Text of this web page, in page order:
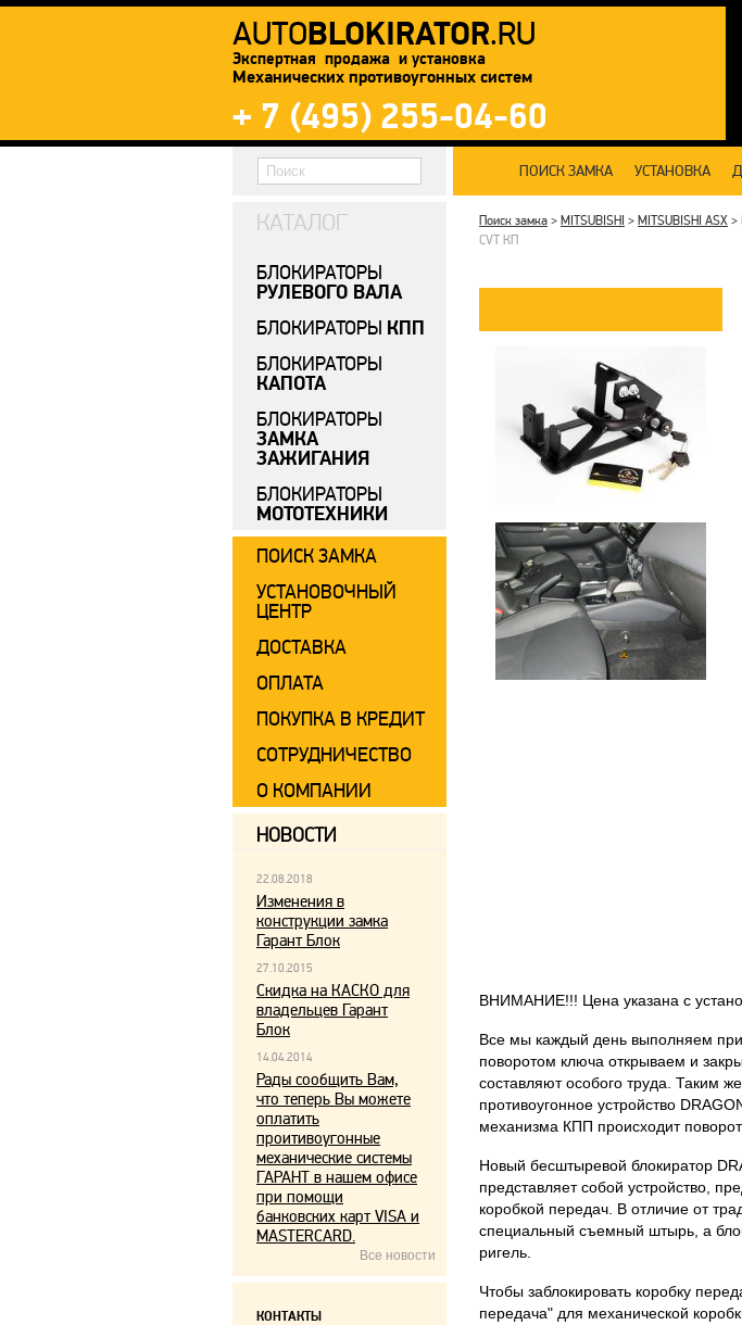
AUTOBLOKIRATOR.RU
Экспертная продажа и установка
Механических противоугонных систем
+ 7 (495) 255-04-60
ПОИСК ЗАМКА УСТАНОВКА
Поиск замка > MITSUBISHI > MITSUBISHI ASX >
CVT КП
ВНИМАНИЕ!!! Цена указана с
Все мы каждый день выполняем
поворотом ключа открываем и
составляют особого труда. Таким
противоугонное устройство
механизма КПП происходит
Новый бесштыревой блокиратор
представляет собой устройство,
коробкой передач. В отличие от
специальный съемный штырь, а
ригель.
Чтобы заблокировать коробку
передача" для механической
КАТАЛОГ
БЛОКИРАТОРЫ
РУЛЕВОГО ВАЛА
БЛОКИРАТОРЫ КПП
БЛОКИРАТОРЫ
КАПОТА
БЛОКИРАТОРЫ
ЗАМКА
ЗАЖИГАНИЯ
БЛОКИРАТОРЫ
МОТОТЕХНИКИ
ПОИСК ЗАМКА
УСТАНОВОЧНЫЙ
ЦЕНТР
ДОСТАВКА
ОПЛАТА
ПОКУПКА В КРЕДИТ
СОТРУДНИЧЕСТВО
О КОМПАНИИ
НОВОСТИ
22.08.2018
Изменения в
конструкции замка
Гарант Блок
27.10.2015
Скидка на КАСКО для
владельцев Гарант
Блок
14.04.2014
Рады сообщить Вам,
что теперь Вы можете
оплатить
проитивоугонные
механические системы
ГАРАНТ в нашем офисе
при помощи
банковских карт VISA и
MASTERCARD.
Все новости
КОНТАКТЫ